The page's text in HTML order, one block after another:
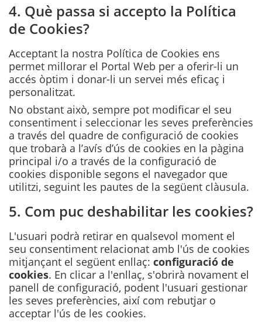
4. Què passa si accepto la Política
de Cookies?
Acceptant la nostra Política de Cookies ens
permet millorar el Portal Web per a oferir-li un
accés òptim i donar-li un servei més eficaç i
personalitzat.
No obstant això, sempre pot modificar el seu
consentiment i seleccionar les seves preferències
a través del quadre de configuració de cookies
que trobarà a l’avís d’ús de cookies en la pàgina
principal i/o a través de la configuració de
cookies disponible segons el navegador que
utilitzi, seguint les pautes de la següent clàusula.
5. Com puc deshabilitar les cookies?
L'usuari podrà retirar en qualsevol moment el
seu consentiment relacionat amb l'ús de cookies
mitjançant el següent enllaç: configuració de
cookies. En clicar a l'enllaç, s'obrirà novament el
panell de configuració, podent l'usuari gestionar
les seves preferències, així com rebutjar o
acceptar l'ús de les cookies.